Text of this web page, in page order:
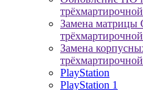
Замена матрицы
Замена
PlayStation
PlayStation 1